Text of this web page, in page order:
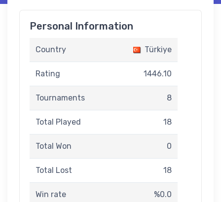
Personal Information
Country Türkiye
Rating 1446.10
Tournaments 8
Total Played 18
Total Won 0
Total Lost 18
Win rate %0.0